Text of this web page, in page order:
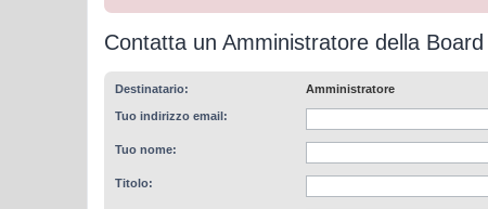
Contatta un Amministratore della Board
Destinatario: Amministratore
Tuo indirizzo email:
Tuo nome:
Titolo: